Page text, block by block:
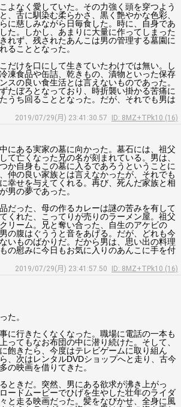
よなく愛していた。その力強く頭を穿つよう
、舌に馴染む柔らかさ、黒く艶やかな色彩、
に慈しみながら日毎食した。時に、自身であ
た。しかし、あまりに大量に作ってしまった
れず、残されたあんこは男の管理する墓園に
ることとなった。
だけを口にして生きていたわけでは無い。し
凍食品や缶詰、乾きもの、漬物といった保存
スの良い食生活とは言えないものであった。
たぼろとなっており、時折襲い掛かる苦痛に
うち回ることとなった。だが、それでも男は
2019/07/29(月) 23:41:30.57
ID: 8MZ+TPk10 (16)
にある実家の墓に向かった。墓石には、祖父
て亡くなった兄の名が刻まれている。男は、
か自身もこの墓に入るであろうということに
仲の良い家族とは言えなかったが、それでも
幸せを与えてくれる。再び、死んだ家族と相
男の夢であった。
だった、母の作るカレーは謎の苦みを有して
くれた、こってりが売りのラーメン屋。祖父
リーム。兄と奪い合った、自生のアケビの
の腹はぐううと音をあげる。だが、どれも今
いものばかりだ。だから男は、思い出の料理
の慰みに今日もお気に入りのあんこに手を付
2019/07/29(月) 23:41:57.50
ID: 8MZ+TPk10 (16)
た。
に行きたくなくなった。職場に電話の一本も
ってもなお布団の中に潜り続けた。そして、
飽きたら、今度はテレビゲームに取り組ん
、次はレンタルDVDショップへと走り、古今
の映画を借りてきた。
ときだ。突然、男にある欲求が沸き上がっ
ードムービーでひげを生やした壮年のライダ
と走る映画だった。髪をなびかせ、全身に風